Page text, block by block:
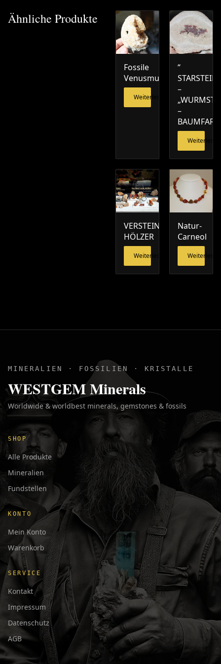
Ähnliche Produkte
Fossile
Venusmuschel
Weiterlesen
“
STARSTEIN“
–
–
BAUMFARN
Weiterlesen
VERSTEINERTE
HÖLZER
Weiterlesen
Natur-
Carneol
Weiterlesen
MINERALIEN · FOSSILIEN · KRISTALLE
WESTGEM Minerals
Worldwide & worldbest minerals, gemstones & fossils
SHOP
Alle Produkte
Mineralien
Fundstellen
KONTO
Mein Konto
Warenkorb
SERVICE
Kontakt
Impressum
Datenschutz
AGB
日本語